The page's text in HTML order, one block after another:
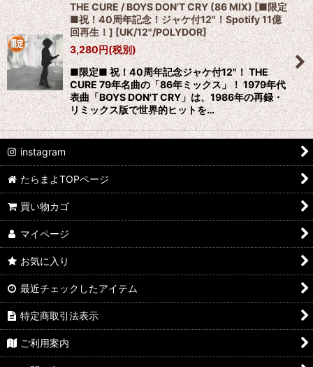
並び順:
絞り込む
THE CURE / BOYS DON’T CRY (86 MIX) [■限定
■祝！40周年記念！ジャケ付12"！Spotify 11億
回再生！] [UK/12"/POLYDOR]
3,280円(税別)
■限定■ 祝！40周年記念ジャケ付12"！ THE
CURE 79年名曲の「86年ミックス」！ 1979年代
表曲「BOYS DON'T CRY」は、1986年の再録・
リミックス版で世界的ヒットを…
instagram
たらまよTOPページ
買い物カゴ
マイページ
お気に入り
最近チェックしたアイテム
特定商取引法表示
ご利用案内